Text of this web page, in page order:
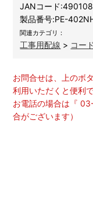
JANコード:
製品番号:PE-
関連カテゴリ：
工事用配線 > コー
お問合せは、上のボ
利用いただくと便利
お電話の場合は『
合がございます）